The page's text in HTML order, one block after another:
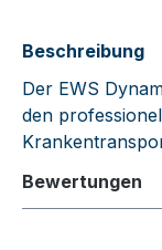
Beschreibung
Der EWS
den
Bewertungen